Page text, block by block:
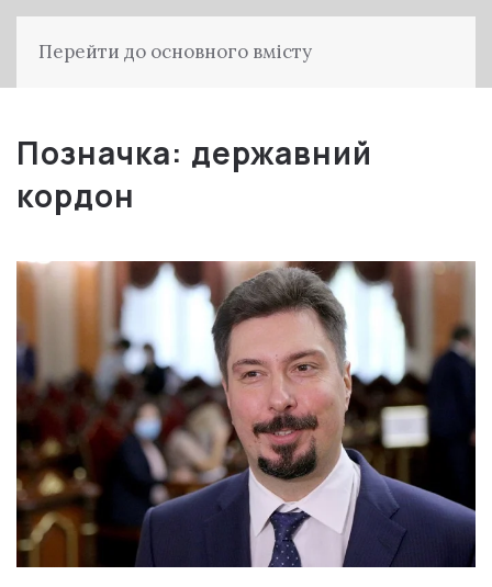
Перейти до основного вмісту
Позначка: державний
кордон